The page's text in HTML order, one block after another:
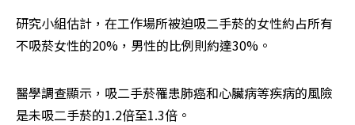
研究小組估計，在工作場所被迫吸二手菸的女性約占所有
不吸菸女性的20%，男性的比例則約達30%。
醫學調查顯示，吸二手菸罹患肺癌和心臟病等疾病的風險
是未吸二手菸的1.2倍至1.3倍。